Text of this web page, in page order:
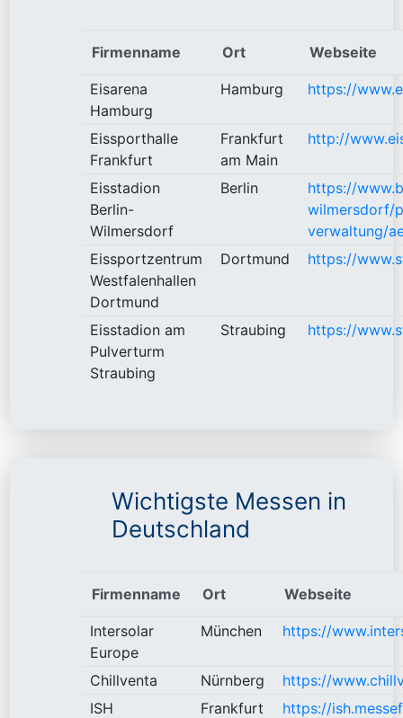
Firmenname Ort Webseite
Eisarena
Hamburg
Hamburg https://
Eissporthalle
Frankfurt
Frankfurt
am Main
http://
Eisstadion
Berlin-
Wilmersdorf
Berlin
https://
wilmersdorf/
verwaltung/
Eissportzentrum
Westfalenhallen
Dortmund
Dortmund https://
Eisstadion am
Pulverturm
Straubing
Straubing https://
Wichtigste Messen in
Deutschland
Firmenname Ort Webseite
Intersolar
Europe
München https://
Chillventa Nürnberg
https://
ISH
Frankfurt
https://